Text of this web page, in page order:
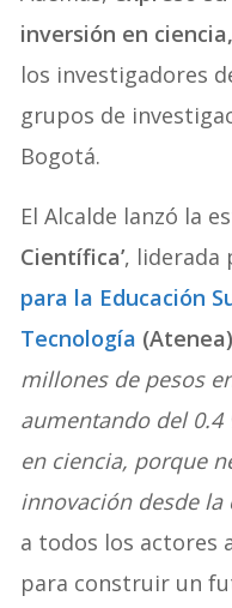
inversión en ciencia,
los investigadores
grupos de
Bogotá.
El Alcalde lanzó la
Científica’, liderada
para la Educación
Tecnología
millones de pesos
aumentando del 0.4
en ciencia, porque
innovación desde la
a todos los actores
para construir un